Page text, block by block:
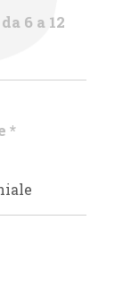
6 a 12
*